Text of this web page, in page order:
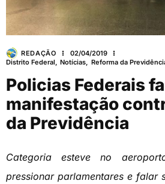
REDAÇÃO
02/04/2019
Distrito Federal,Notícias, Reforma da
Policias Federais
manifestação
da Previdência
Categoria esteve no
pressionar parlamentares e falar